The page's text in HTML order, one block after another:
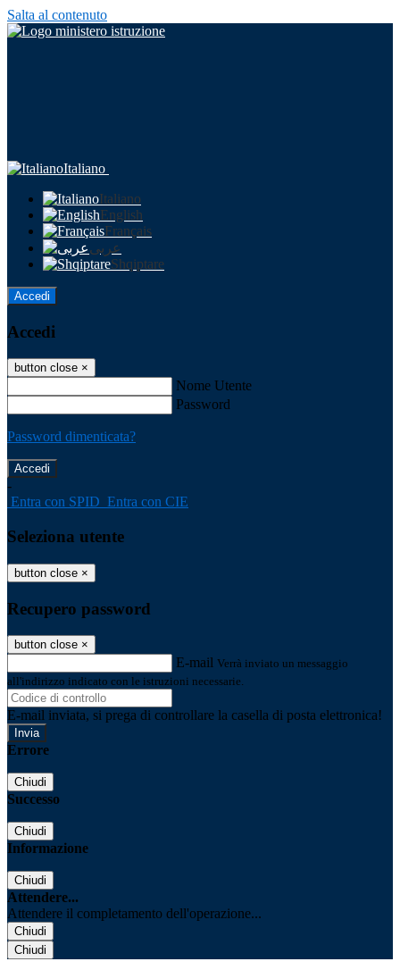
Salta al contenuto
Italiano
Italiano
English
Français
عربى
Shqiptare
Accedi
Accedi
button close ×
Nome Utente
Password
Password dimenticata?
-
Entra con SPID Entra con CIE
Seleziona utente
button close ×
Recupero password
button close ×
E-mail Verrà inviato un messaggio
all'indirizzo indicato con le istruzioni necessarie.
E-mail inviata, si prega di controllare la casella di posta elettronica!
Errore
Chiudi
Successo
Chiudi
Informazione
Chiudi
Attendere...
Attendere il completamento dell'operazione...
Chiudi
Chiudi